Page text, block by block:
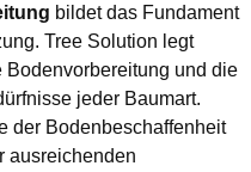
bildet das Fundament
Tree Solution legt
Bodenvorbereitung und die
jeder Baumart.
der Bodenbeschaffenheit
ausreichenden